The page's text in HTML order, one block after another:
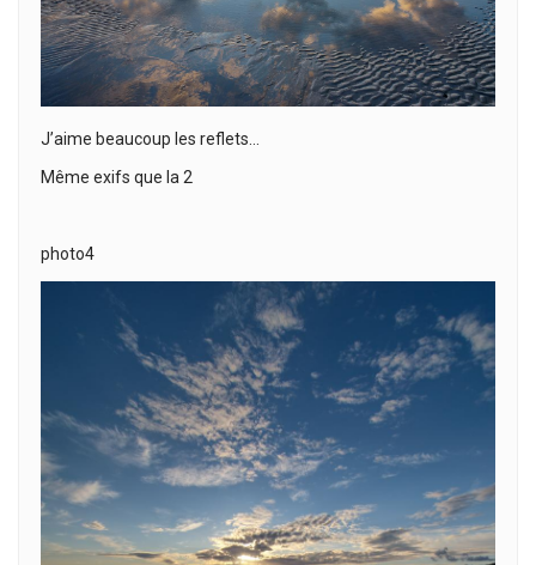
J’aime beaucoup les reflets…
Même exifs que la 2
photo4